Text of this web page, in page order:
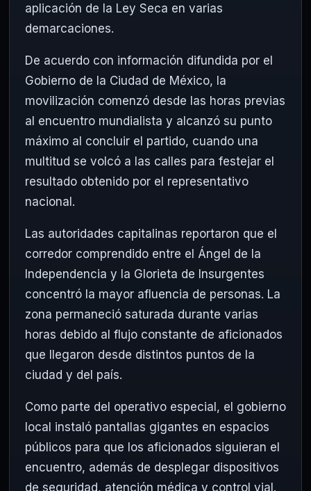
aplicación de la Ley Seca en varias
demarcaciones.
De acuerdo con información difundida por el
Gobierno de la Ciudad de México, la
movilización comenzó desde las horas previas
al encuentro mundialista y alcanzó su punto
máximo al concluir el partido, cuando una
multitud se volcó a las calles para festejar el
resultado obtenido por el representativo
nacional.
Las autoridades capitalinas reportaron que el
corredor comprendido entre el Ángel de la
Independencia y la Glorieta de Insurgentes
concentró la mayor afluencia de personas. La
zona permaneció saturada durante varias
horas debido al flujo constante de aficionados
que llegaron desde distintos puntos de la
ciudad y del país.
Como parte del operativo especial, el gobierno
local instaló pantallas gigantes en espacios
públicos para que los aficionados siguieran el
encuentro, además de desplegar dispositivos
de seguridad, atención médica y control vial.